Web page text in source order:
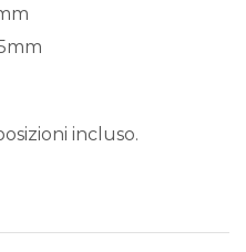
incluso.